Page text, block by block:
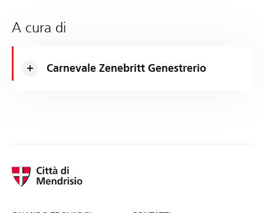
A cura di
Carnevale Zenebritt Genestrerio